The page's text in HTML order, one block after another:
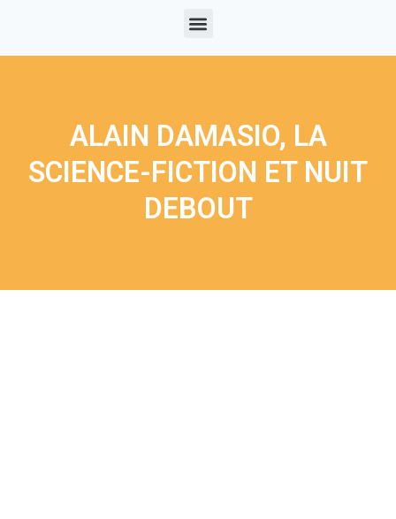
ALAIN DAMASIO, LA
SCIENCE-FICTION ET NUIT
DEBOUT